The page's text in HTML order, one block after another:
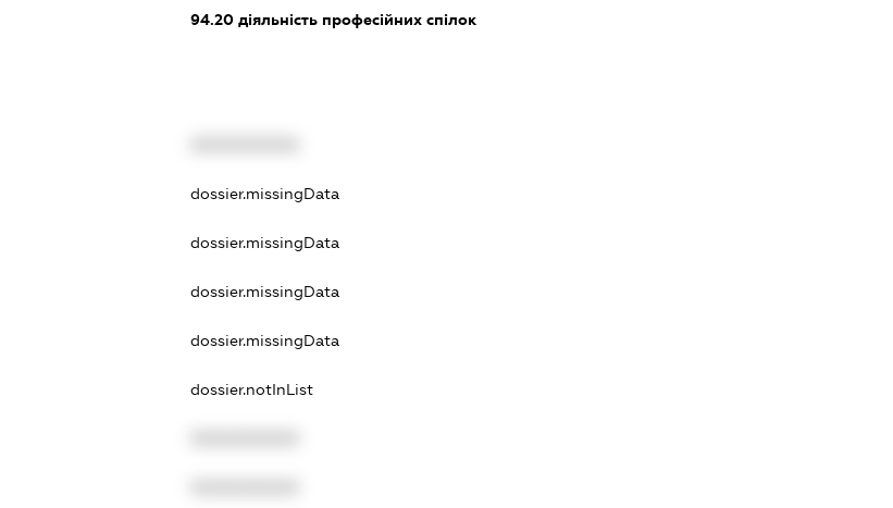
94.20діяльність професійних спілок
dossier.missingData
dossier.missingData
dossier.missingData
dossier.missingData
dossier.notInList